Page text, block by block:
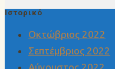
Ιστορικό
Οκτώβριος 2022
Σεπτέμβριος 2022